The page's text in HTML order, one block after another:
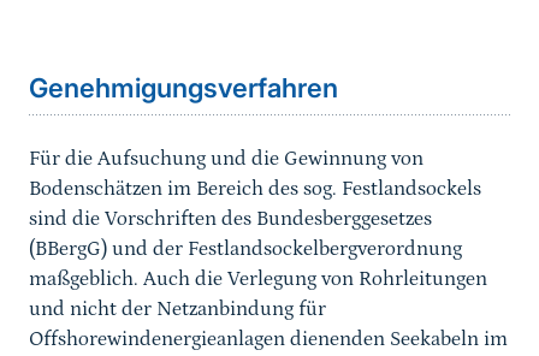
Genehmigungsverfahren
Für die Aufsuchung und die Gewinnung von
Bodenschätzen im Bereich des sog. Festlandsockels
sind die Vorschriften des Bundesberggesetzes
(BBergG) und der Festlandsockelbergverordnung
maßgeblich. Auch die Verlegung von Rohrleitungen
und nicht der Netzanbindung für
Offshorewindenergieanlagen dienenden Seekabeln im